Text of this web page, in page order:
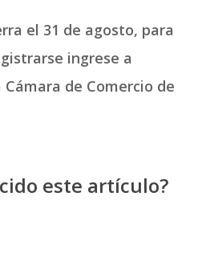
el 31 de agosto, para
ingrese a
de Comercio de
este artículo?